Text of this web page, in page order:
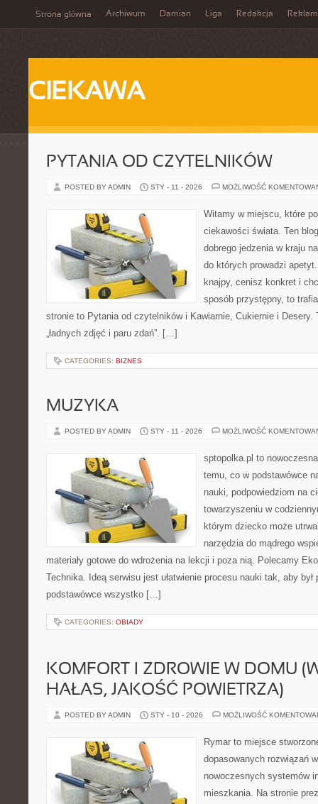
Strona główna Archiwum Damian Liga Redakcja
CIEKAWA
PYTANIA OD CZYTELNIKÓW
POSTED BY ADMIN STY - 11 - 2026 MOŻLIWOŚĆ
Witamy w miejscu, które
ciekawości świata. Ten
dobrego jedzenia w kraju
do których prowadzi
knajpy, cenisz konkret i
sposób przystępny, to
stronie to Pytania od czytelników i Kawiarnie, Cukiernie i Desery.
„ładnych zdjęć i paru zdań”. […]
CATEGORIES: BIZNES
MUZYKA
POSTED BY ADMIN STY - 11 - 2026 MOŻLIWOŚĆ
sptopolka.pl to
temu, co w podstawówce
nauki, podpowiedziom na
towarzyszeniu w
którym dziecko może
narzędzia do mądrego
materiały gotowe do wdrożenia na lekcji i poza nią. Polecamy
Technika. Ideą serwisu jest ułatwienie procesu nauki tak, aby
podstawówce wszystko […]
CATEGORIES: OBIADY
KOMFORT I ZDROWIE W DOMU
HAŁAS, JAKOŚĆ POWIETRZA)
POSTED BY ADMIN STY - 10 - 2026 MOŻLIWOŚĆ
Rymar to miejsce
dopasowanych rozwiązań
nowoczesnych systemów
mieszkania. Na stronie